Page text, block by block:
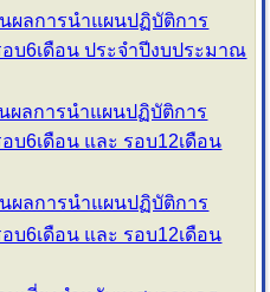
ผลการนำแผนปฏิบัติการ
บ6เดือน ประจำปีงบประมาณ
ผลการนำแผนปฏิบัติการ
บ6เดือน และ รอบ12เดือน
ผลการนำแผนปฏิบัติการ
บ6เดือน และ รอบ12เดือน